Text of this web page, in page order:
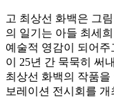
고 최상선 화백은 그
의 일기는 아들 최세
예술적 영감이 되어
이 25년 간 묵묵히 써
최상선 화백의 작품
보레이션 전시회를